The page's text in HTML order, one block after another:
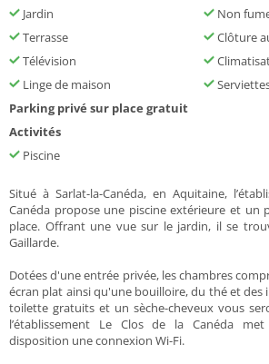
Jardin
Non
Terrasse
Clôture
Télévision
Linge de maison
Parking privé sur place gratuit
Activités
Piscine
Situé à Sarlat-la-Canéda, en Aquitaine,
Canéda propose une piscine extérieure et un
place. Offrant une vue sur le jardin, il se
Gaillarde.
Dotées d'une entrée privée, les chambres
écran plat ainsi qu'une bouilloire, du thé et des
toilette gratuits et un sèche-cheveux vous
l’établissement Le Clos de la Canéda
disposition une connexion Wi-Fi.